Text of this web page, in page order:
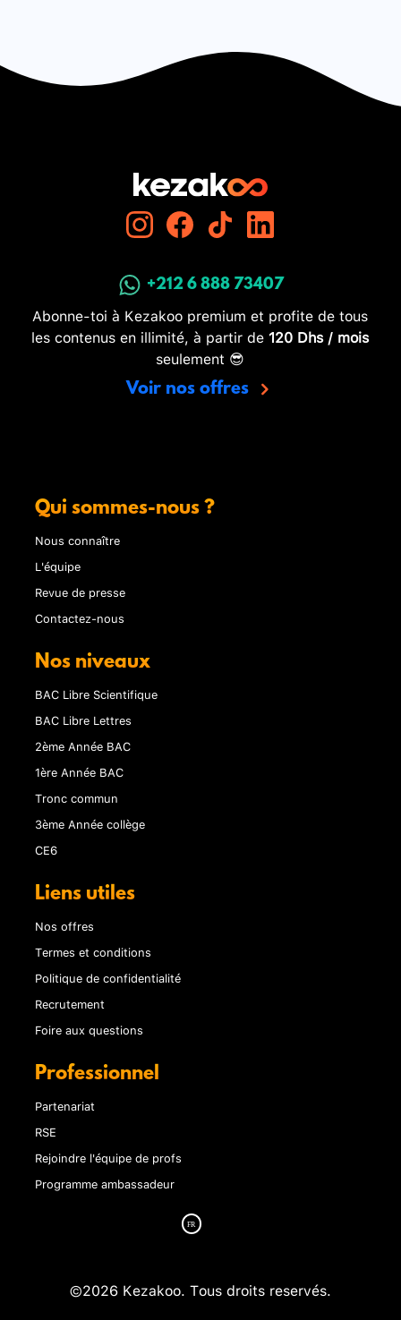
+212 6 888 73407
Abonne-toi à Kezakoo premium et profite de tous
les contenus en illimité, à partir de 120 Dhs / mois
seulement 😎
Voir nos offres
Qui sommes-nous ?
Nous connaître
L'équipe
Revue de presse
Contactez-nous
Nos niveaux
BAC Libre Scientifique
BAC Libre Lettres
2ème Année BAC
1ère Année BAC
Tronc commun
3ème Année collège
CE6
Liens utiles
Nos offres
Termes et conditions
Politique de confidentialité
Recrutement
Foire aux questions
Professionnel
Partenariat
RSE
Rejoindre l'équipe de profs
Programme ambassadeur
©2026 Kezakoo. Tous droits reservés.